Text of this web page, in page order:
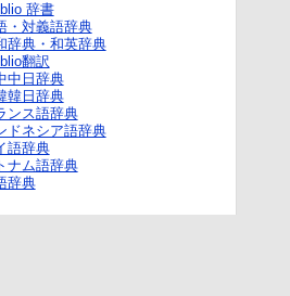
辞書
・対義語辞典
辞典・和英辞典
翻訳
中日辞典
韓日辞典
ンス語辞典
ドネシア語辞典
語辞典
ナム語辞典
辞典